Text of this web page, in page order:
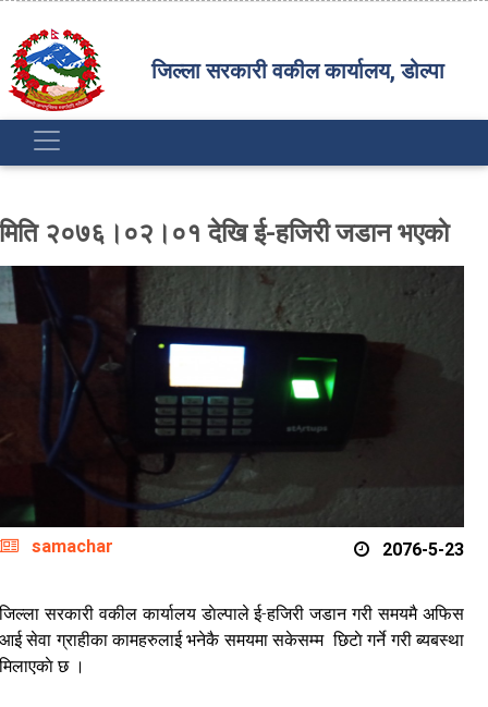
जिल्ला सरकारी वकील कार्यालय, डोल्पा
मिति २०७६।०२।०१ देखि ई-हजिरी जडान भएकाे
samachar 2076-5-23
जिल्ला सरकारी वकील कार्यालय डाेल्पाले ई-हजिरी जडान गरी समयमै अफिस
आई सेवा ग्राहीका कामहरुलाई भनेकै समयमा सकेसम्म छिटाे गर्ने गरी ब्यबस्था
मिलाएकाे छ ।